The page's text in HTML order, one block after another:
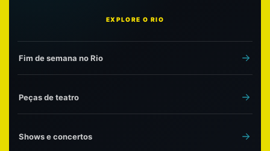
EXPLORE O RIO
Fim de semana no Rio
Peças de teatro
Shows e concertos